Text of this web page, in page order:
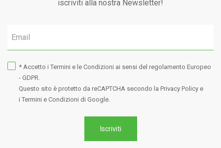
iscriviti alla nostra Newsletter!
* Accetto iTermini e le Condizioni ai sensi del regolamento Europeo
- GDPR.
Questo sito è protetto da reCAPTCHA secondo laPrivacy Policy e
i Termini e Condizioni di Google.
Iscriviti